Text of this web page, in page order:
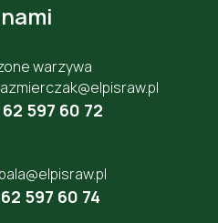
warzywa
597 60 72
597 60 74